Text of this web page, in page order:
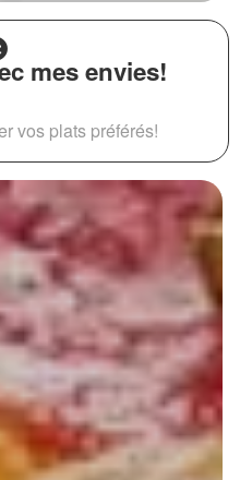
mes envies!
vos plats préférés!